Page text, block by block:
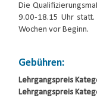
Die
9.00-18.15 Uhr statt.
Wochen vor Beginn.
Gebühren:
Lehrgangspreis
Lehrgangspreis